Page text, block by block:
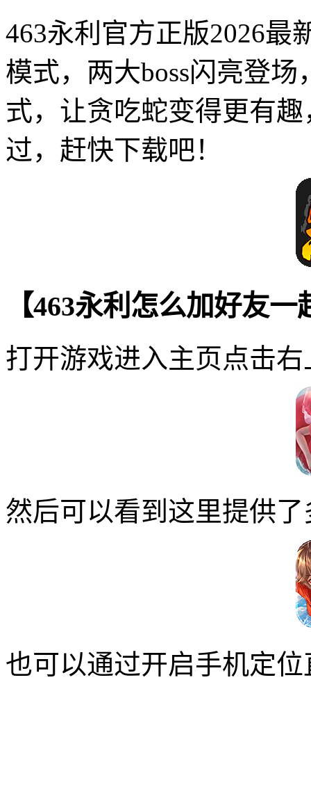
463永利官方正版2026最
模式，两大boss闪亮登
式，让贪吃蛇变得更有
过，赶快下载吧！
【463永利怎么加好友
打开游戏进入主页点击
然后可以看到这里提供
也可以通过开启手机定